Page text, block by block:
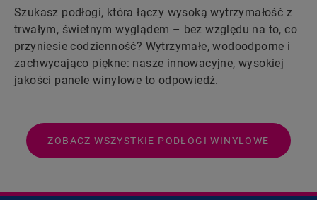
Szukasz podłogi, która łączy wysoką wytrzymałość z
trwałym, świetnym wyglądem – bez względu na to, co
przyniesie codzienność? Wytrzymałe, wodoodporne i
zachwycająco piękne: nasze innowacyjne, wysokiej
jakości panele winylowe to odpowiedź.
ZOBACZ WSZYSTKIE PODŁOGI WINYLOWE